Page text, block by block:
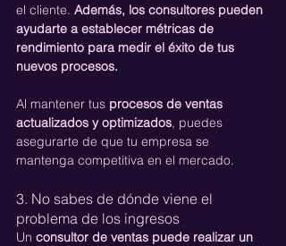
el cliente. Además, los consultores pueden
ayudarte a establecer métricas de
rendimiento para medir el éxito de tus
nuevos procesos.
Al mantener tus procesos de ventas
actualizados y optimizados, puedes
asegurarte de que tu empresa se
mantenga competitiva en el mercado.
3. No sabes de dónde viene el
problema de los ingresos
Un consultor de ventas puede realizar un